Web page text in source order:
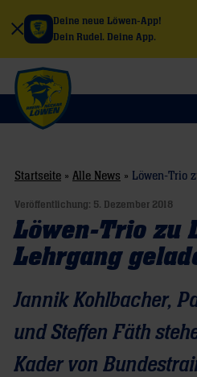
Deine neue Löwen-App!
Dein Rudel. Deine App.
Startseite » Alle News » Löwen-Trio
Veröffentlichung: 5. Dezember 2018
Löwen-Trio zu
Lehrgang
Jannik Kohlbacher,
und Steffen Fäth
Kader von